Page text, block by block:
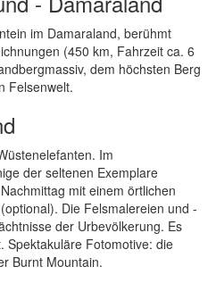
im Damaraland, berühmt
(450 km, Fahrzeit ca. 6
dem höchsten Berg
Felsenwelt.
Im
der seltenen Exemplare
mit einem örtlichen
Die Felsmalereien und -
der Urbevölkerung. Es
Spektakuläre Fotomotive: die
Burnt Mountain.